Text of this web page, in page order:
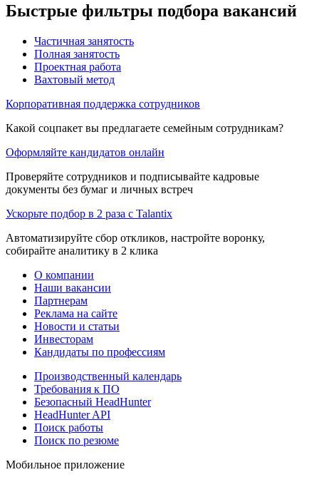
Быстрые фильтры подбора вакансий
Частичная занятость
Полная занятость
Проектная работа
Вахтовый метод
Корпоративная поддержка сотрудников
Какой соцпакет вы предлагаете семейным сотрудникам?
Оформляйте кандидатов онлайн
Проверяйте сотрудников и подписывайте кадровые
документы без бумаг и личных встреч
Ускорьте подбор в 2 раза с Talantix
Автоматизируйте сбор откликов, настройте воронку,
собирайте аналитику в 2 клика
О компании
Наши вакансии
Партнерам
Реклама на сайте
Новости и статьи
Инвесторам
Кандидаты по профессиям
Производственный календарь
Требования к ПО
Безопасный HeadHunter
HeadHunter API
Поиск работы
Поиск по резюме
Мобильное приложение